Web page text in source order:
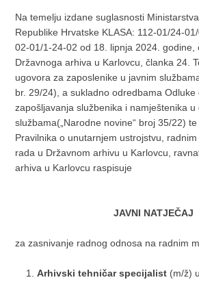
Na temelju izdane suglasnosti
Republike Hrvatske KLASA: 112-01/24-
02-01/1-24-02 od 18. lipnja 2024. godine,
Državnoga arhiva u Karlovcu, članka 24.
ugovora za zaposlenike u javnim
br. 29/24), a sukladno odredbama Odluke
zapošljavanja službenika i namještenika u
službama(„Narodne novine“ broj 35/22)
Pravilnika o unutarnjem ustrojstvu,
rada u Državnom arhivu u Karlovcu,
arhiva u Karlovcu raspisuje
JAVNI NATJEČAJ
za zasnivanje radnog odnosa na radnim
Arhivski tehničar specijalist (m/ž)